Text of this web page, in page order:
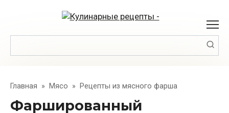
Главная » Мясо » Рецепты из мясного фарша
Фаршированный